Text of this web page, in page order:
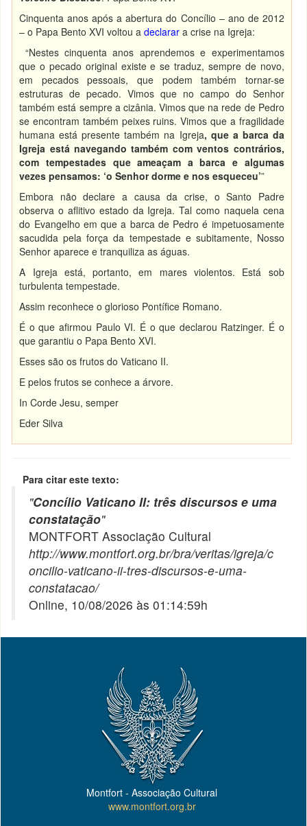
Cinquenta anos após a abertura do Concílio – ano de 2012
– o Papa Bento XVI voltou adeclarar a crise na Igreja:
“Nestes cinquenta anos aprendemos e experimentamos
que o pecado original existe e se traduz, sempre de novo,
em pecados pessoais, que podem também tornar-se
estruturas de pecado. Vimos que no campo do Senhor
também está sempre a cizânia. Vimos que na rede de Pedro
se encontram também peixes ruins. Vimos que a fragilidade
humana está presente também na Igreja, que a barca da
Igreja está navegando também com ventos contrários,
com tempestades que ameaçam a barca e algumas
vezes pensamos: ‘o Senhor dorme e nos esqueceu’”
Embora não declare a causa da crise, o Santo Padre
observa o aflitivo estado da Igreja. Tal como naquela cena
do Evangelho em que a barca de Pedro é impetuosamente
sacudida pela força da tempestade e subitamente, Nosso
Senhor aparece e tranquiliza as águas.
A Igreja está, portanto, em mares violentos. Está sob
turbulenta tempestade.
Assim reconhece o glorioso Pontífice Romano.
É o que afirmou Paulo VI. É o que declarou Ratzinger. É o
que garantiu o Papa Bento XVI.
Esses são os frutos do Vaticano II.
E pelos frutos se conhece a árvore.
In Corde Jesu, semper
Eder Silva
Para citar este texto:
"Concílio Vaticano II: três discursos e uma
constatação"
MONTFORT Associação Cultural
http://www.montfort.org.br/bra/veritas/igreja/c
oncilio-vaticano-ii-tres-discursos-e-uma-
constatacao/
Online, 10/08/2026 às 01:14:59h
Montfort - Associação Cultural
www.montfort.org.br